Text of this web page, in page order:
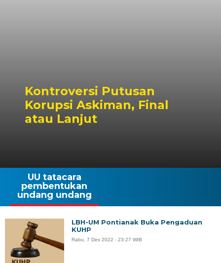
Kontroversi Putusan
Korupsi Askiman, Final
atau Lanjut
UU tatacara
pembentukan
undang undang
LBH-UM Pontianak Buka Pengaduan
KUHP
Rabu, 7 Des 2022 - 23:27 WIB